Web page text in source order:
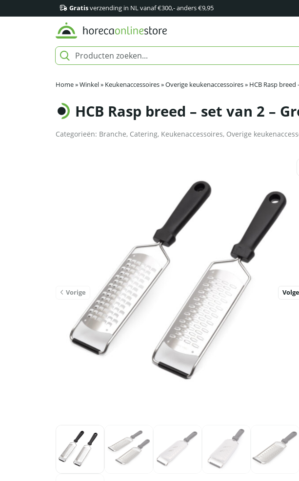
Gratisverzending in NL vanaf €300,- anders €9,95
Home»Winkel» Keukenaccessoires»Overige keukenaccessoires» HCB Rasp
HCB Rasp breed – set van 2 –
Categorieën: Branche, Catering, Keukenaccessoires, Overige
Vorige